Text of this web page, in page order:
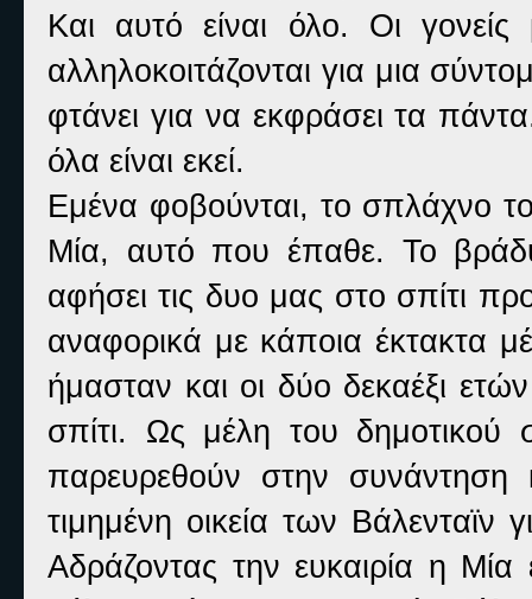
Και αυτό είναι όλο. Οι
αλληλοκοιτάζονται για μια
φτάνει για να εκφράσει τα
όλα είναι εκεί.
Εμένα φοβούνται, το σπλάχνο
Μία, αυτό που έπαθε. Το βράδυ
αφήσει τις δυο μας στο σπίτι
αναφορικά με κάποια έκτακτα
ήμασταν και οι δύο δεκαέξι
σπίτι. Ως μέλη του
παρευρεθούν στην
τιμημένη οικεία των
Αδράζοντας την ευκαιρία η